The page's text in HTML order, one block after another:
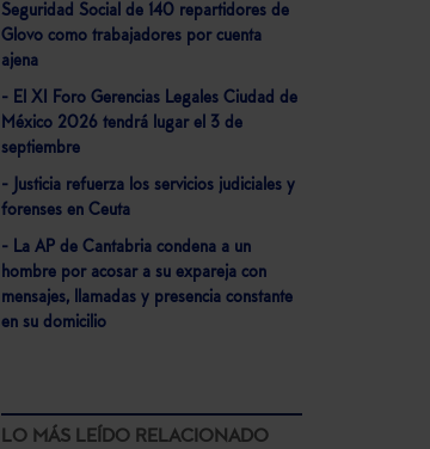
Seguridad Social de 140 repartidores de
Glovo como trabajadores por cuenta
ajena
- El XI Foro Gerencias Legales Ciudad de
México 2026 tendrá lugar el 3 de
septiembre
- Justicia refuerza los servicios judiciales y
forenses en Ceuta
- La AP de Cantabria condena a un
hombre por acosar a su expareja con
mensajes, llamadas y presencia constante
en su domicilio
LO MÁS LEÍDO RELACIONADO